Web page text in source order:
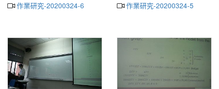
作業研究-20200324-6 作業研究-20200324-5